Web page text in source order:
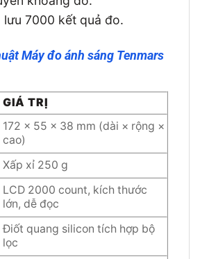
lưu 7000 kết quả đo.
Máy đo ánh sáng Tenmars
GIÁ TRỊ
172 × 55 × 38 mm (dài × rộng ×
cao)
Xấp xỉ 250 g
LCD 2000 count, kích thước
lớn, dễ đọc
Điốt quang silicon tích hợp bộ
lọc